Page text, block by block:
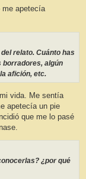
me apetecía
relato. Cuánto has
borradores, algún
afición, etc.
vida. Me sentía
apetecía un pie
que me lo pasé
¿por qué